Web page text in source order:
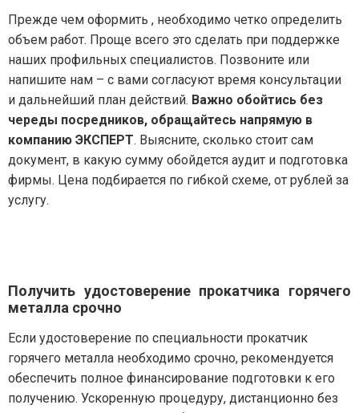
Прежде чем оформить , необходимо четко определить
объем работ. Проще всего это сделать при поддержке
наших профильных специалистов. Позвоните или
напишите нам – с вами согласуют время консультации
и дальнейший план действий. Важно обойтись без
череды посредников, обращайтесь напрямую в
компанию ЭКСПЕРТ. Выясните, сколько стоит сам
документ, в какую сумму обойдется аудит и подготовка
фирмы. Цена подбирается по гибкой схеме, от рублей за
услугу.
Получить удостоверение прокатчика горячего
металла срочно
Если удостоверение по специальности прокатчик
горячего металла необходимо срочно, рекомендуется
обеспечить полное финансирование подготовки к его
получению. Ускоренную процедуру, дистанционно без